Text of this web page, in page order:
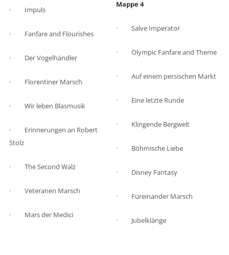
· Impuls
· Fanfare and Flourishes
· Der Vogelhändler
· Florentiner Marsch
· Wir leben Blasmusik
· Erinnerungen an Robert
Stolz
· The Second Walz
· Veteranen Marsch
· Mars der Medici
Mappe 4
· Salve Imperator
· Olympic Fanfare and Theme
· Auf einem persischen Markt
· Eine letzte Runde
· Klingende Bergwelt
· Böhmische Liebe
· Disney Fantasy
· Füreinander Marsch
· Jubelklänge